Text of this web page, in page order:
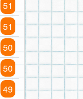
51
51
50
50
49